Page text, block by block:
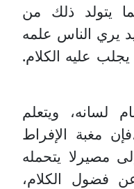
يتولد ذلك من
يري الناس علمه
عليه الكلام.
لسانه، ويتعلم
مغبة الإفراط
مصيرلا يتحمله
فضول الكلام،